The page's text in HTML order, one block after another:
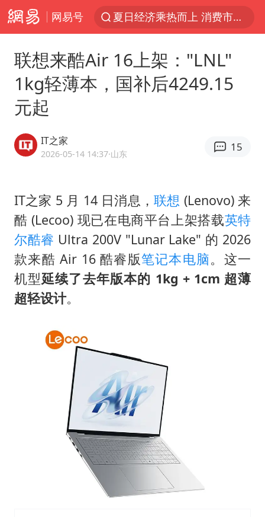
网易号
夏日经济乘热而上 消费市场向新而行
香港刷新1884年以来最高气温纪录
上门女婿出轨女邻居多年被判重婚罪
上海全力守护市民“菜篮子”
国足U17与阿森纳决赛取消 并列冠军
暑期研学游升温 在旅途中增长知识
曹颖儿子首次演长剧
“开学三件套”全线暴涨
联想来酷Air 16上架："LNL"
1kg轻薄本，国补后4249.15
元起
IT之家
2026-05-14 14:37·山东
15
IT之家 5 月 14 日消息，联想 (Lenovo) 来
酷 (Lecoo) 现已在电商平台上架搭载英特
尔酷睿 Ultra 200V "Lunar Lake" 的 2026
款来酷 Air 16 酷睿版笔记本电脑。这一
机型延续了去年版本的 1kg + 1cm 超薄
超轻设计。